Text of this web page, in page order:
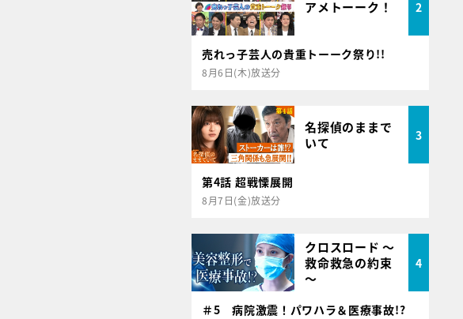
アメトーーク！ 2
売れっ子芸人の貴重トーーク祭り!!
8月6日(木)放送分
名探偵のままで
いて
3
第4話 超戦慄展開
8月7日(金)放送分
クロスロード ～
救命救急の約束
～
4
＃5 病院激震！パワハラ＆医療事故!?